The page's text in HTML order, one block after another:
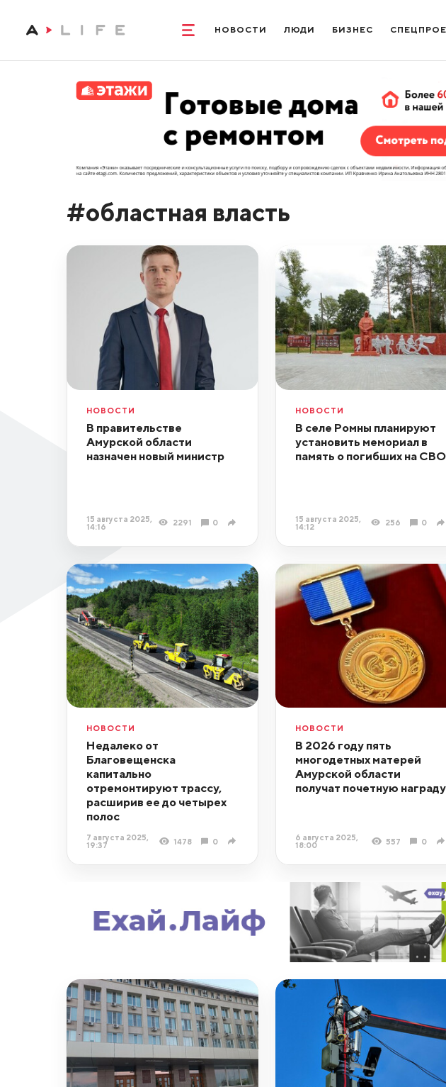
НОВОСТИ ЛЮДИ БИЗНЕС
#областная власть
НОВОСТИ
В правительстве
Амурской области
назначен новый министр
15 августа 2025,
14:16
2291 0
НОВОСТИ
В селе Ромны планируют
установить мемориал в
память о погибших на СВО
15 августа 2025,
14:12
256 0
НОВОСТИ
Недалеко от
Благовещенска
капитально
отремонтируют трассу,
расширив ее до четырех
полос
7 августа 2025,
19:37
1478 0
НОВОСТИ
В 2026 году пять
многодетных матерей
Амурской области
получат почетную награду
6 августа 2025,
18:00
557 0